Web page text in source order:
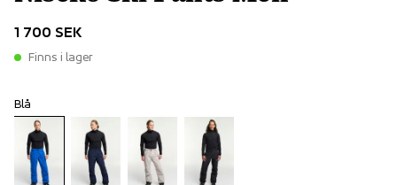
1 700 SEK
Finns i lager
Blå